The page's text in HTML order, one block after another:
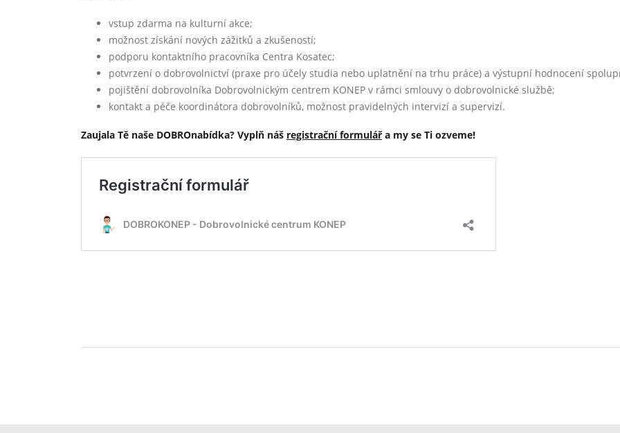
vstup zdarma na kulturní akce;
možnost získání nových zážitků a zkušeností;
podporu kontaktního pracovníka Centra Kosatec;
potvrzení o dobrovolnictví (praxe pro účely studia nebo uplatnění na trhu práce) a výstupní hodnocení
pojištění dobrovolníka Dobrovolnickým centrem KONEP v rámci smlouvy o dobrovolnické službě;
kontakt a péče koordinátora dobrovolníků, možnost pravidelných intervizí a supervizí.
Zaujala Tě naše DOBROnabídka? Vyplň náš registrační formulářa my se Ti ozveme!